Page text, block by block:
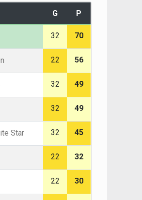
G P
32 70
22 56
32 49
32 49
Star 32 45
22 32
22 30